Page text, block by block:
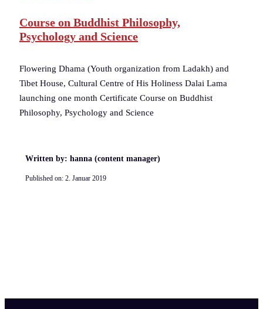
Course on Buddhist Philosophy,
Psychology and Science
Flowering Dhama (Youth organization from Ladakh) and
Tibet House, Cultural Centre of His Holiness Dalai Lama
launching one month Certificate Course on Buddhist
Philosophy, Psychology and Science
Written by: hanna (content manager)
Published on: 2. Januar 2019